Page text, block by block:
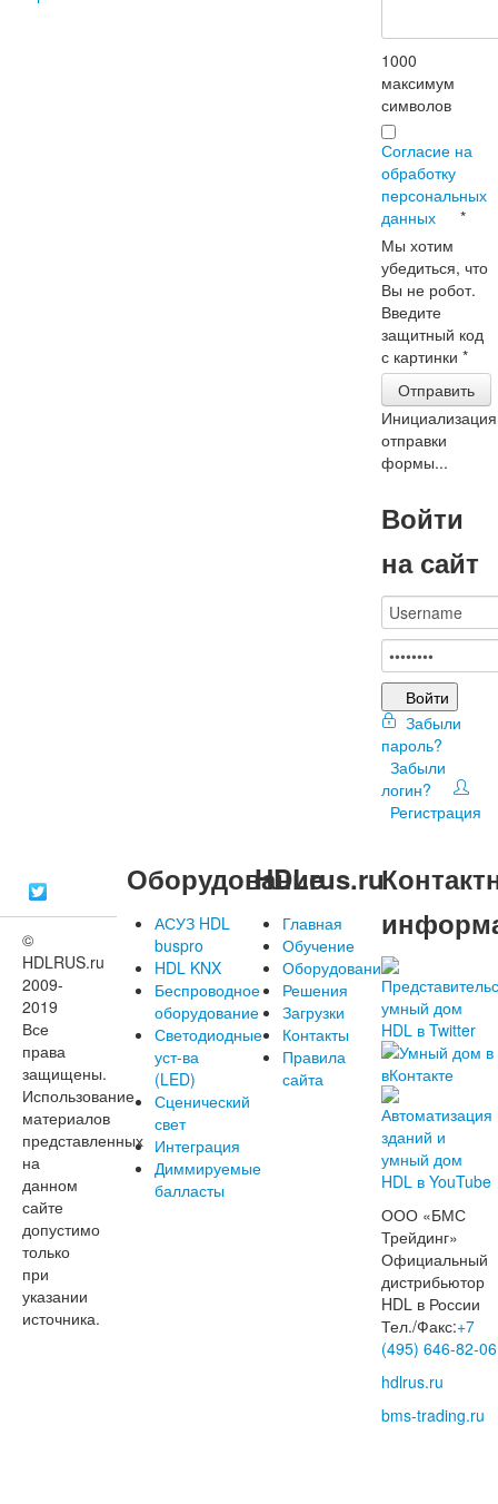
1000
максимум
символов
Согласие на
обработку
персональных
данных
*
Мы хотим
убедиться, что
Вы не робот.
Введите
защитный код
с картинки*
Отправить
Инициализация
отправки
формы...
Войти
на сайт
Войти
Забыли
пароль?
Забыли
логин?
Регистрация
©
HDLRUS.ru
2009-
2019
Все
права
защищены.
Использование
материалов
представленных
на
данном
сайте
допустимо
только
при
указании
источника.
Оборудование
АСУЗ HDL
buspro
HDL KNX
Беспроводное
оборудование
Светодиодные
уст-ва
(LED)
Сценический
свет
Интеграция
Диммируемые
балласты
HDLrus.ru
Главная
Обучение
Оборудование
Решения
Загрузки
Контакты
Правила
сайта
ООО «БМС
Трейдинг»
Официальный
дистрибьютор
HDL в России
Тел./Факс:+7
(495) 646-82-06
hdlrus.ru
bms-trading.ru